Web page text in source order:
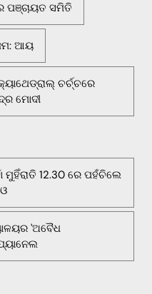
ପଞ୍ଚାୟତ ସମିତି
ଆୟ
ଚର୍ଚ୍ଚରେ
ମୋଦୀ
ମୁହିଁରାତି 12.30 ରେ ପହଁଚିଲେ
'ଅବୈଧ